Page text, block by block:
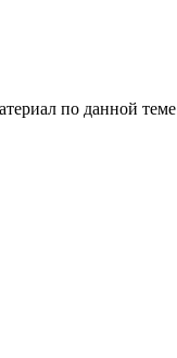
по данной теме